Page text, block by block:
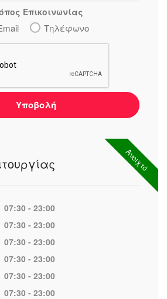
Επικοινωνίας
Τηλέφωνο
Υποβολή
Ανοιχτό
07:30 - 23:00
07:30 - 23:00
07:30 - 23:00
07:30 - 23:00
07:30 - 23:00
07:30 - 23:00